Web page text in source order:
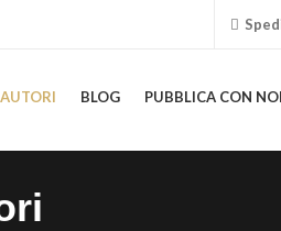
AUTORI BLOG PUBBLICA CON NOI